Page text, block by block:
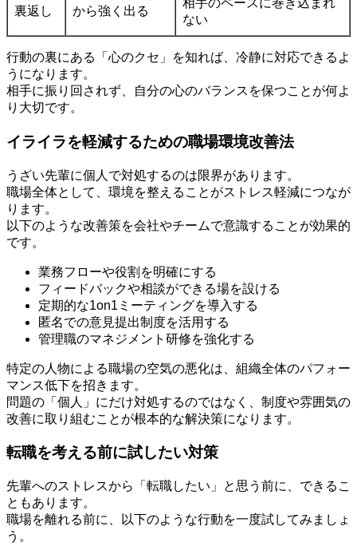
裏返し
から強く出る
相手のペースに巻き込まれ
ない
行動の裏にある「心のクセ」を知れば、冷静に対応できるよ
うになります。
相手に振り回されず、自分の心のバランスを保つことが何よ
り大切です。
イライラを軽減するための職場環境改善法
うざい先輩に個人で対処するのは限界があります。
職場全体として、環境を整えることがストレス軽減につなが
ります。
以下のような改善策を会社やチームで意識することが効果的
です。
業務フローや役割を明確にする
フィードバックや相談ができる場を設ける
定期的な1on1ミーティングを導入する
匿名での意見提出制度を活用する
管理職のマネジメント研修を強化する
特定の人物による職場の空気の悪化は、組織全体のパフォー
マンス低下を招きます。
問題の「個人」にだけ対処するのではなく、制度や雰囲気の
改善に取り組むことが根本的な解決策になります。
転職を考える前に試したい対策
先輩へのストレスから「転職したい」と思う前に、できるこ
ともあります。
職場を離れる前に、以下のような行動を一度試してみましょ
う。